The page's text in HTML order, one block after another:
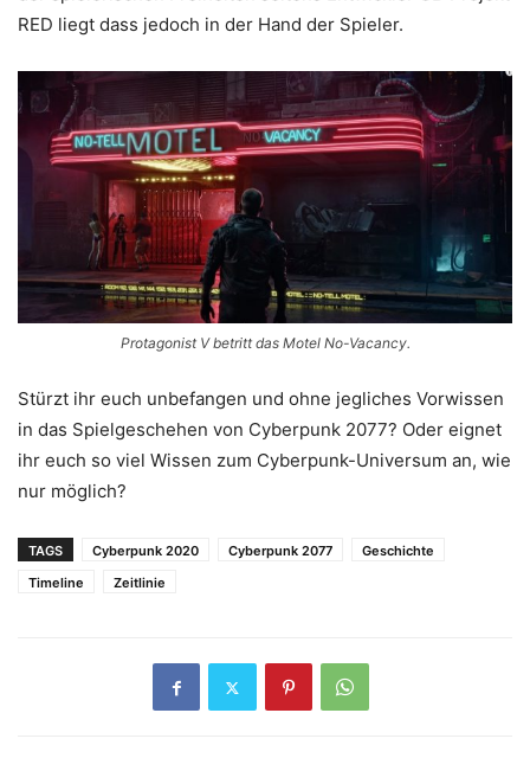
RED liegt dass jedoch in der Hand der Spieler.
Protagonist V betritt das Motel No-Vacancy.
Stürzt ihr euch unbefangen und ohne jegliches Vorwissen
in das Spielgeschehen von Cyberpunk 2077? Oder eignet
ihr euch so viel Wissen zum Cyberpunk-Universum an, wie
nur möglich?
TAGS Cyberpunk 2020 Cyberpunk 2077
Geschichte
Timeline
Zeitlinie